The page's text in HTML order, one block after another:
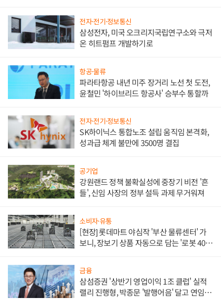
전자·전기·정보통신
삼성전자, 미국 오크리지국립연구소와 극저
온 히트펌프 개발하기로
항공·물류
파라타항공 내년 미주 장거리 노선 첫 도전,
윤철민 '하이브리드 항공사' 승부수 통할까
전자·전기·정보통신
SK하이닉스 통합노조 설립 움직임 본격화,
성과급 체계 불만에 3500명 결집
공기업
강원랜드 정책 불확실성에 중장기 비전 '흔
들', 신임 사장의 정부 설득 과제 무거워져
소비자·유통
[현장] 롯데마트 야심작 '부산 물류센터' 가
보니, 장보기 상품 자동으로 담는 '로봇 400
금융
삼섬증권 '상반기 영업이익 1조 클럽' 실적
랠리 진행형, 박종문 '발행어음' 달고 연임 향